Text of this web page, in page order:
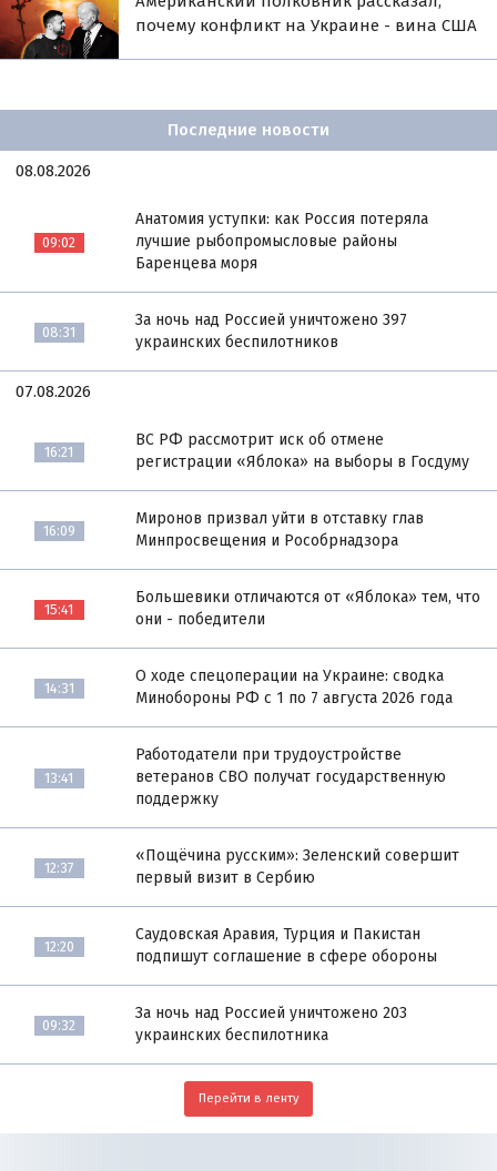
почему конфликт на Украине - вина США
Последние новости
08.08.2026
09:02
Анатомия уступки: как Россия потеряла
лучшие рыбопромысловые районы
Баренцева моря
08:31
За ночь над Россией уничтожено 397
украинских беспилотников
07.08.2026
16:21
ВС РФ рассмотрит иск об отмене
регистрации «Яблока» на выборы в Госдуму
16:09
Миронов призвал уйти в отставку глав
Минпросвещения и Рособрнадзора
15:41
Большевики отличаются от «Яблока» тем, что
они - победители
14:31
О ходе спецоперации на Украине: сводка
Минобороны РФ с 1 по 7 августа 2026 года
13:41
Работодатели при трудоустройстве
ветеранов СВО получат государственную
поддержку
12:37
«Пощёчина русским»: Зеленский совершит
первый визит в Сербию
12:20
Саудовская Аравия, Турция и Пакистан
подпишут соглашение в сфере обороны
09:32
За ночь над Россией уничтожено 203
украинских беспилотника
Перейти в ленту